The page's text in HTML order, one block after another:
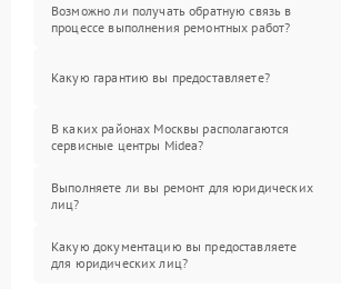
Возможно ли получать обратную связь в
процессе выполнения ремонтных работ?
Какую гарантию вы предоставляете?
В каких районах Москвы располагаются
сервисные центры Midea?
Выполняете ли вы ремонт для юридических
лиц?
Какую документацию вы предоставляете
для юридических лиц?